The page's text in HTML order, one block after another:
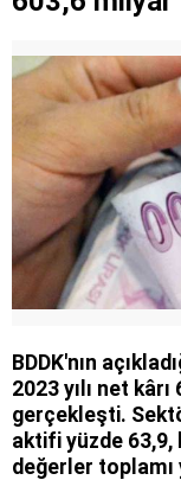
BDDK'nın
2023 yılı net
gerçekleşti.
aktifi yüzde 63,9,
değerler toplamı